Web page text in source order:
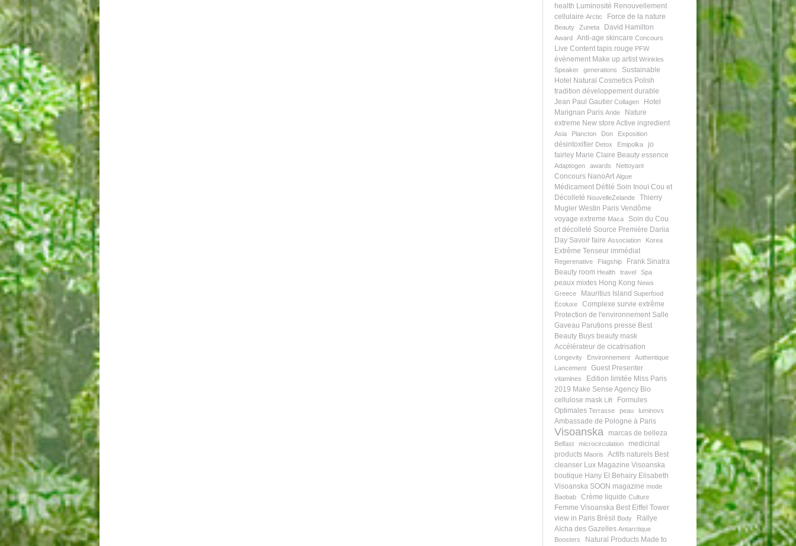
health Luminosité Renouvellement
cellulaire Arctic Force de la nature
Beauty Zuneta David Hamilton
Award Anti-age skincare Concours
Live Content tapis rouge PFW
évènement Make up artist Wrinkles
Speaker
generations
Sustainable
Hotel
Natural Cosmetics Polish
tradition développement durable
Jean Paul Gautier Collagen
Hotel
Marignan Paris Aride
Nature
extreme New store Active ingredient
Asia Plancton Don Exposition
désintoxifier Detox Emipolka
jo
fairley Marie Claire Beauty essence
Adaptogen awards Nettoyant
Concours NanoArt Algue
Médicament Défilé Soin Inouï Cou et
Décolleté NouvelleZelande
Thierry
Mugler Westin Paris Vendôme
voyage extreme Maca
Soin du Cou
et décolleté Source Première Dariia
Day Savoir faire Association Korea
Extrême Tenseur immédiat
Regerenative Flagship
Frank Sinatra
Beauty room Health travel Spa
peaux mixtes Hong Kong News
Greece
Mauritius Island Superfood
Ecoluxe
Complexe survie extrême
Protection de l'environnement Salle
Gaveau Parutions presse Best
Beauty Buys beauty mask
Accélérateur de cicatrisation
Longevity Environnement
Authentique
Lancement
Guest Presenter
vitamines Edition limitée Miss Paris
2019 Make Sense Agency Bio
cellulose mask Lift
Formules
Optimales Terrasse peau luminovs
Ambassade de Pologne à Paris
Visoanska marcas de belleza
Belfast microcirculation
medicinal
products Maoris Actifs naturels Best
cleanser Lux Magazine Visoanska
boutique Hany El Behairy Elisabeth
Visoanska SOON magazine mode
Baobab
Crème liquide Culture
Femme Visoanska Best Eiffel Tower
view in Paris Brésil Body
Rallye
Aïcha des Gazelles Antarctique
Boosters
Natural Products Made to